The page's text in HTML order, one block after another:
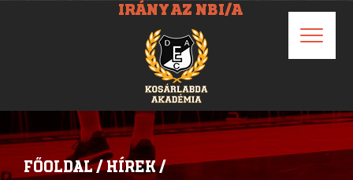
IRÁNY AZ NBI/A
FŐOLDAL / HÍREK /